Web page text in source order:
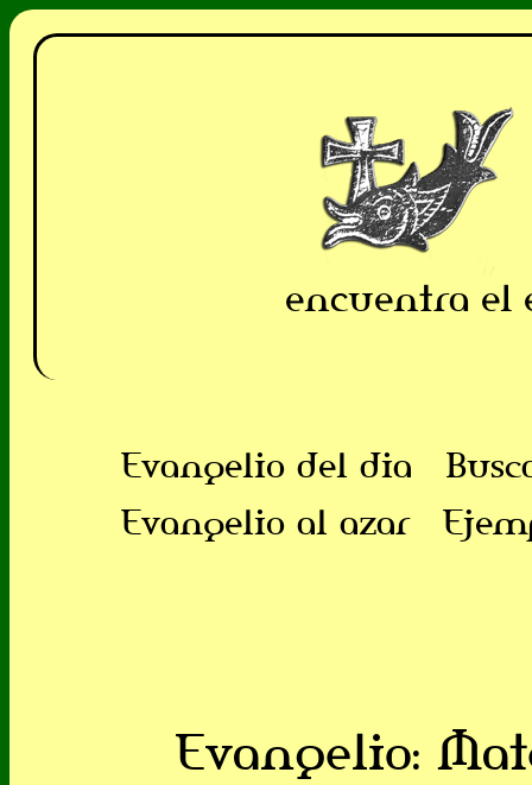
encuentra el
Evangelio del dia
Evangelio al azar
Evangelio: